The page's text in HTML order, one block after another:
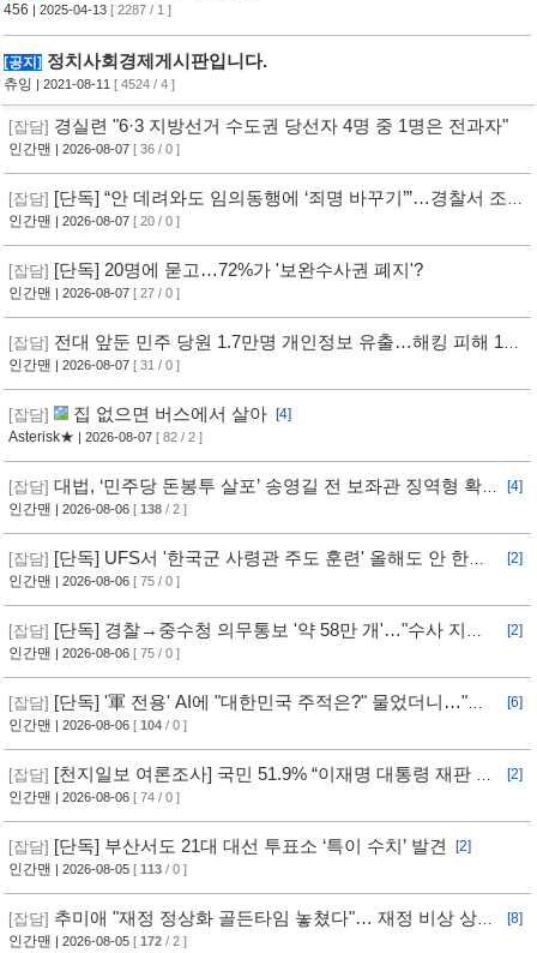
456 | 2025-04-13 [ 2287 / 1 ]
[공지] 정치사회경제게시판입니다.
츄잉 | 2021-08-11 [ 4524 / 4 ]
[잡담] 경실련 "6·3 지방선거 수도권 당선자 4명 중 1명은 전과자"
인간맨 | 2026-08-07 [ 36 / 0 ]
[잡담] [단독] “안 데려와도 임의동행에 ‘죄명 바꾸기’”…경찰서 조직
적 개입?
인간맨 | 2026-08-07 [ 20 / 0 ]
[잡담] [단독] 20명에 묻고…72%가 '보완수사권 폐지'?
인간맨 | 2026-08-07 [ 27 / 0 ]
[잡담] 전대 앞둔 민주 당원 1.7만명 개인정보 유출…해킹 피해 11
개월 동안 몰랐다
인간맨 | 2026-08-07 [ 31 / 0 ]
[잡담] 집 없으면 버스에서 살아
[4]
Asterisk★ | 2026-08-07 [ 82 / 2 ]
[잡담] 대법, ‘민주당 돈봉투 살포’ 송영길 전 보좌관 징역형 확
정
[4]
인간맨 | 2026-08-06 [ 138 / 2 ]
[잡담] [단독] UFS서 '한국군 사령관 주도 훈련' 올해도 안 한
다... 美, 전작권 전환 신중 기류
[2]
인간맨 | 2026-08-06 [ 75 / 0 ]
[잡담] [단독] 경찰→중수청 의무통보 '약 58만 개'…"수사 지연"
반발
[2]
인간맨 | 2026-08-06 [ 75 / 0 ]
[잡담] [단독] '軍 전용' AI에 "대한민국 주적은?" 물었더니…"정
치적 사안이라 답변 제한"
[6]
인간맨 | 2026-08-06 [ 104 / 0 ]
[잡담] [천지일보 여론조사] 국민 51.9% “이재명 대통령 재판 재
개 필요”
[2]
인간맨 | 2026-08-06 [ 74 / 0 ]
[잡담] [단독] 부산서도 21대 대선 투표소 ‘특이 수치’ 발견
[2]
인간맨 | 2026-08-05 [ 113 / 0 ]
[잡담] 추미애 "재정 정상화 골든타임 놓쳤다"… 재정 비상 상황
선언
[8]
인간맨 | 2026-08-05 [ 172 / 2 ]